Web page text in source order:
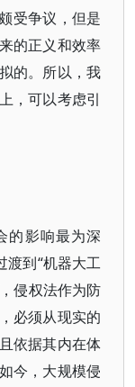
受争议，但是
的正义和效率
的。所以，我
，可以考虑引
的影响最为深
渡到“机器大工
侵权法作为防
必须从现实的
依据其内在体
今，大规模侵